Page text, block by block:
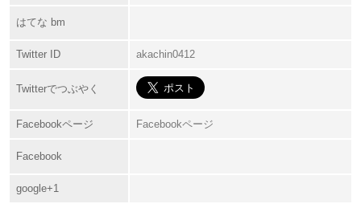
はてな bm
Twitter ID akachin0412
Twitterでつぶやく
Facebookページ Facebookページ
Facebook
google+1